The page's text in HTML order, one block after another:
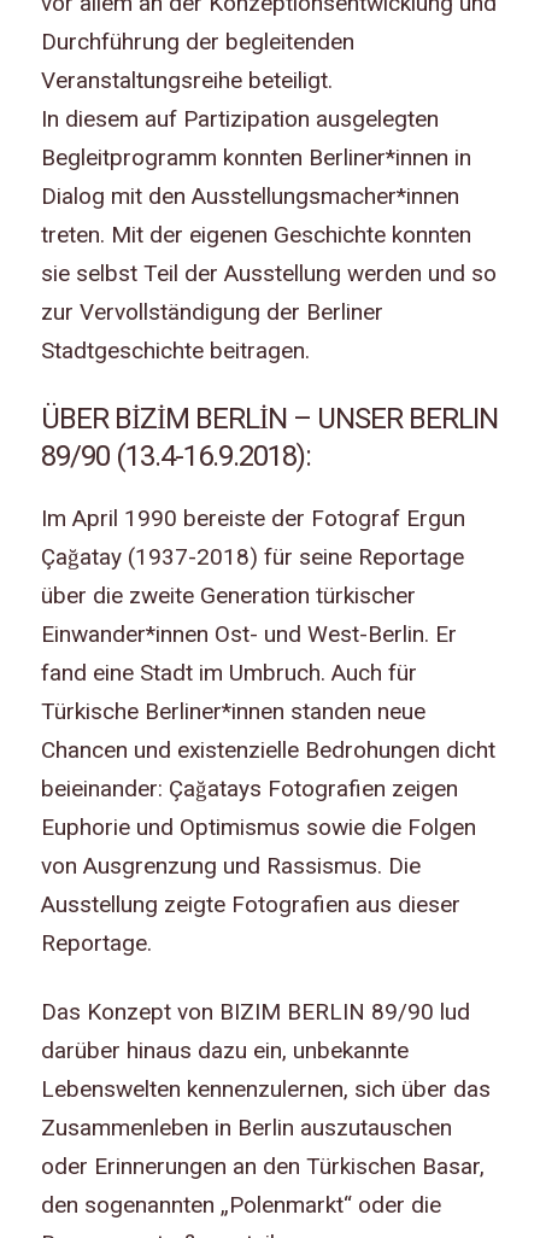
Durchführung der begleitenden
Veranstaltungsreihe beteiligt.
In diesem auf Partizipation ausgelegten
Begleitprogramm konnten Berliner*innen in
Dialog mit den Ausstellungsmacher*innen
treten. Mit der eigenen Geschichte konnten
sie selbst Teil der Ausstellung werden und so
zur Vervollständigung der Berliner
Stadtgeschichte beitragen.
ÜBER BİZİM BERLİN – UNSER BERLIN
89/90 (13.4-16.9.2018):
Im April 1990 bereiste der Fotograf Ergun
Çağatay (1937-2018) für seine Reportage
über die zweite Generation türkischer
Einwander*innen Ost- und West-Berlin. Er
fand eine Stadt im Umbruch. Auch für
Türkische Berliner*innen standen neue
Chancen und existenzielle Bedrohungen dicht
beieinander: Çağatays Fotografien zeigen
Euphorie und Optimismus sowie die Folgen
von Ausgrenzung und Rassismus. Die
Ausstellung zeigte Fotografien aus dieser
Reportage.
Das Konzept von BIZIM BERLIN 89/90 lud
darüber hinaus dazu ein, unbekannte
Lebenswelten kennenzulernen, sich über das
Zusammenleben in Berlin auszutauschen
oder Erinnerungen an den Türkischen Basar,
den sogenannten „Polenmarkt“ oder die